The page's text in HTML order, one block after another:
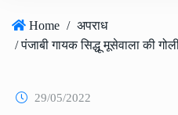
Home / अपराध
29/05/2022